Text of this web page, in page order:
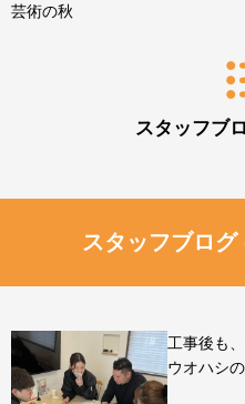
芸術の秋
スタッフブ
スタッフブロ
工事後も
ウオハシ